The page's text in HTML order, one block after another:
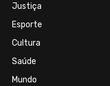
Justiça
Esporte
Cultura
Saúde
Mundo